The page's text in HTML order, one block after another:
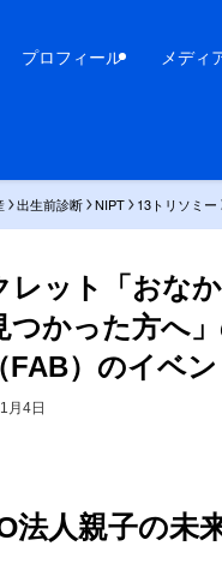
プロフィール メディ
出生前診断 NIPT 13トリソミー
レット「おな
つかった方へ
FAB）のイベン
月4日
法人親子の